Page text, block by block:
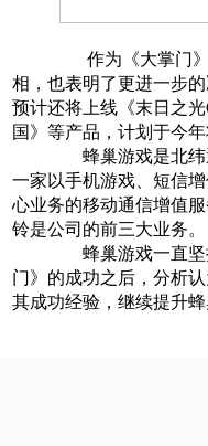
作为《大掌门》
相，也表明了更进一步
预计还将上线《末日之
国》等产品，计划于今年
蜂巢游戏是北纬
一家以手机游戏、短信
心业务的移动通信增值
铃是公司的前三大业务。
蜂巢游戏一直坚
门》的成功之后，分析
其成功经验，继续提升蜂